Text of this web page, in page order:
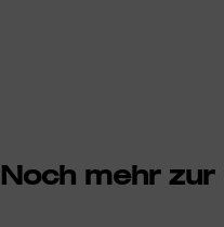
Noch mehr zur